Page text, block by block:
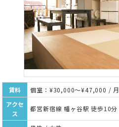
賃料
個室：¥30,000～¥47,000 / 月
アクセ
ス
都営新宿線 幡ヶ谷駅 徒歩10分